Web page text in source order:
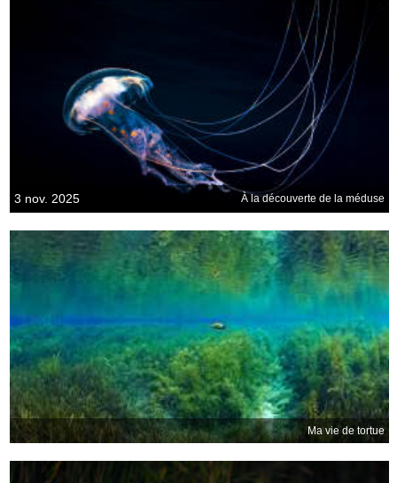
3 nov. 2025 À la découverte de la méduse
Ma vie de tortue